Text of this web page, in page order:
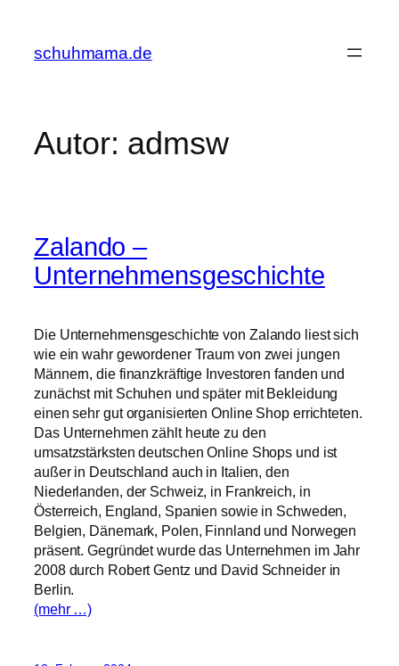
springen
schuhmama.de
Autor: admsw
Zalando –
Unternehmensgeschichte
Die Unternehmensgeschichte von Zalando liest sich
wie ein wahr gewordener Traum von zwei jungen
Männern, die finanzkräftige Investoren fanden und
zunächst mit Schuhen und später mit Bekleidung
einen sehr gut organisierten Online Shop errichteten.
Das Unternehmen zählt heute zu den
umsatzstärksten deutschen Online Shops und ist
außer in Deutschland auch in Italien, den
Niederlanden, der Schweiz, in Frankreich, in
Österreich, England, Spanien sowie in Schweden,
Belgien, Dänemark, Polen, Finnland und Norwegen
präsent. Gegründet wurde das Unternehmen im Jahr
2008 durch Robert Gentz und David Schneider in
Berlin.
(mehr …)